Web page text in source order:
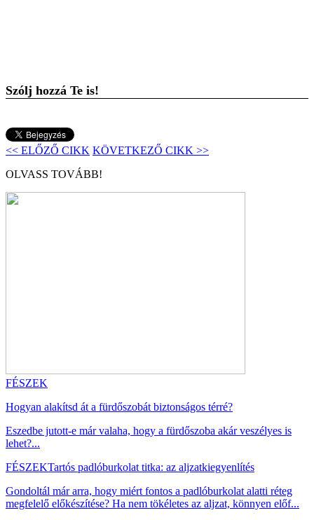
Szólj hozzá Te is!
<< ELŐZŐ CIKK KÖVETKEZŐ CIKK >>
OLVASS TOVÁBB!
FÉSZEK
Hogyan alakítsd át a fürdőszobát biztonságos térré?
Eszedbe jutott-e már valaha, hogy a fürdőszoba akár veszélyes is
lehet?...
FÉSZEKTartós padlóburkolat titka: az aljzatkiegyenlítés
Gondoltál már arra, hogy miért fontos a padlóburkolat alatti réteg
megfelelő előkészítése? Ha nem tökéletes az aljzat, könnyen előf...